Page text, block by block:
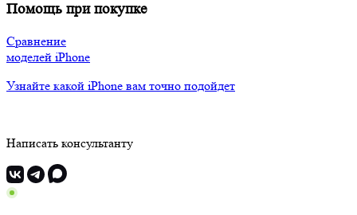
Помощь при покупке
Сравнение
моделей iPhone
Узнайте какой iPhone вам точно подойдет
Написать консультанту